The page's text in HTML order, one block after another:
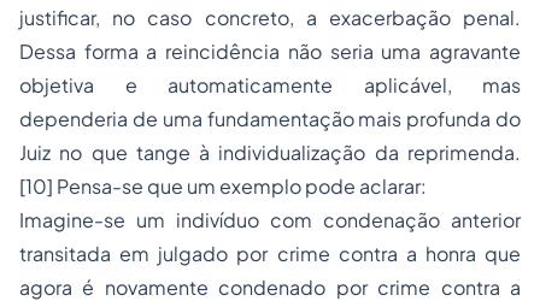
justificar, no caso concreto, a exacerbação penal.
Dessa forma a reincidência não seria uma agravante
objetiva e automaticamente aplicável, mas
dependeria de uma fundamentação mais profunda do
Juiz no que tange à individualização da reprimenda.
[10] Pensa-se que um exemplo pode aclarar:
Imagine-se um indivíduo com condenação anterior
transitada em julgado por crime contra a honra que
agora é novamente condenado por crime contra a